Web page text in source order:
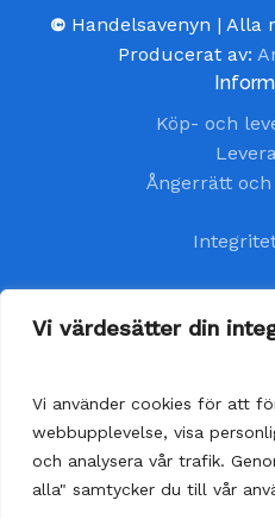
Vi värdesätter din
Vi använder cookies för att
webbupplevelse, visa
och analysera vår trafik.
alla" samtycker du till vår
© Handelsavenyn | Alla
Producerat av:
Köp- och
Ångerrätt
Vår kundtjänst har
Vi besvarar dina
senast